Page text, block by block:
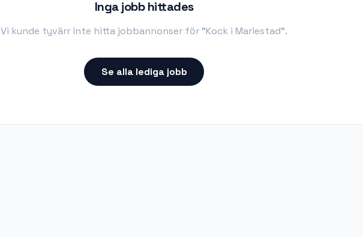
Inga jobb hittades
Vi kunde tyvärr inte hitta jobbannonser för "Kock i Mariestad".
Se alla lediga jobb